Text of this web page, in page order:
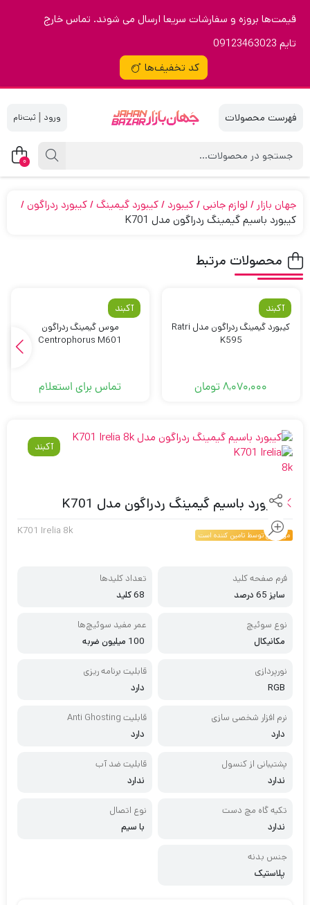
قیمت‌ها بروزه و سفارشات سریعا ارسال می شوند. تماس خارج
تایم 09123463023
کد تخفیف‌ها
|
0
جهان بازار لوازم جانبی کیبورد کیبورد گیمینگ
کیبورد ردراگون
کیبورد باسیم گیمینگ ردراگون مدل K701
محصولات مرتبط
آکبند
کیبورد گیمینگ ردراگون مدل Ratri
K595
8,070,000تومان
آکبند
موس گیمینگ ردراگون
Centrophorus M601
تماس برای استعلام
آکبند
کیبورد باسیم گیمینگ ردراگون مدل K701
موجودی توسط تامین کننده است K701 Irelia 8k
فرم صفحه کلید
سایز 65 درصد
تعداد کلیدها
68 کلید
نوع سوئیچ
مکانیکال
عمر مفید سوئیچ‌ها
100 میلیون ضربه
نورپردازی
RGB
قابلیت برنامه ریزی
دارد
نرم افزار شخصی سازی
دارد
قابلیت Anti Ghosting
دارد
پشتیبانی از کنسول
ندارد
قابلیت ضد آب
ندارد
تکیه گاه مچ دست
ندارد
نوع اتصال
با سیم
جنس بدنه
پلاستیک